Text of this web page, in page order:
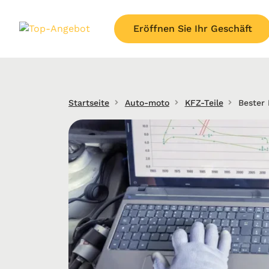
Eröffnen Sie Ihr Geschäft
Startseite Auto-moto KFZ-Teile Bester